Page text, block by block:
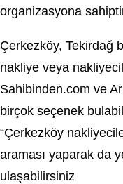
organizasyona
Çerkezköy, Tekirdağ
nakliye veya
Sahibinden.com ve
birçok seçenek
“Çerkezköy
araması yaparak da
ulaşabilirsiniz